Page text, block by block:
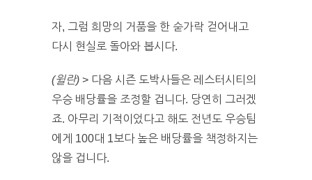
자, 그럼 희망의 거품을 한 숟가락 걷어내고
다시 현실로 돌아와 봅시다.
(윌란) > 다음 시즌 도박사들은 레스터시티의
우승 배당률을 조정할 겁니다. 당연히 그러겠
죠. 아무리 기적이었다고 해도 전년도 우승팀
에게 100대 1보다 높은 배당률을 책정하지는
않을 겁니다.